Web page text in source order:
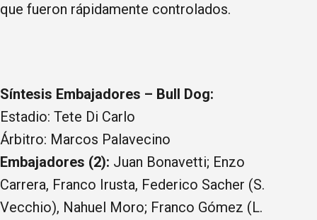
que fueron rápidamente controlados.
Síntesis Embajadores – Bull Dog:
Estadio: Tete Di Carlo
Árbitro: Marcos Palavecino
Embajadores (2): Juan Bonavetti; Enzo
Carrera, Franco Irusta, Federico Sacher (S.
Vecchio), Nahuel Moro; Franco Gómez (L.